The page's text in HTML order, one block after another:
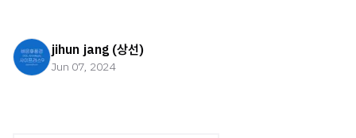
jihun jang (상선)
Jun 07, 2024